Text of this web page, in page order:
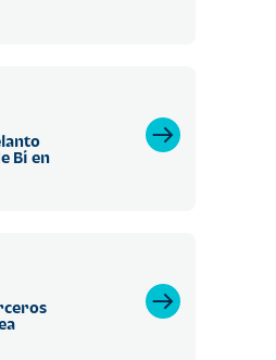
Bi en